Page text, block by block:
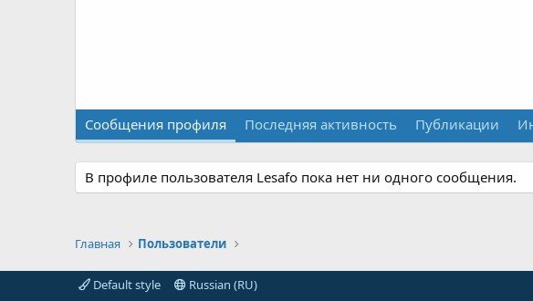
Сообщения профиля Последняя активность Публикации
В профиле пользователя Lesafo пока нет ни одного сообщения.
Главная Пользователи
Default style Russian (RU)